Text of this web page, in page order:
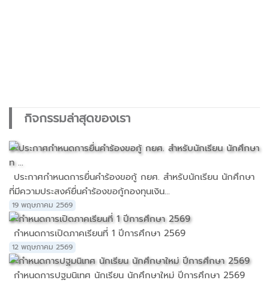
กิจกรรมล่าสุดของเรา
ประกาศกำหนดการยื่นคำร้องขอกู้ กยศ. สำหรับนักเรียน นักศึกษา
ที่มีความประสงค์ยื่นคำร้องขอกู้กองทุนเงิน...
19 พฤษภาคม 2569
กำหนดการเปิดภาคเรียนที่ 1 ปีการศึกษา 2569
12 พฤษภาคม 2569
กำหนดการปฐมนิเทศ นักเรียน นักศึกษาใหม่ ปีการศึกษา 2569